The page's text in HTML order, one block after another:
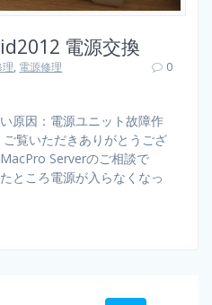
電源交換
, 電源修理
0
原因：電源ユニット故障作
覧いただきありがとうござ
Serverのご相談で
ところ電源が入らなくなっ